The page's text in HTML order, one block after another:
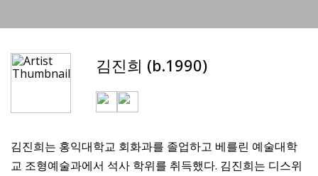
김진희 (b.1990)
김진희는 홍익대학교 회화과를 졸업하고 베를린 예술대학
교 조형예술과에서 석사 학위를 취득했다. 김진희는 디스위